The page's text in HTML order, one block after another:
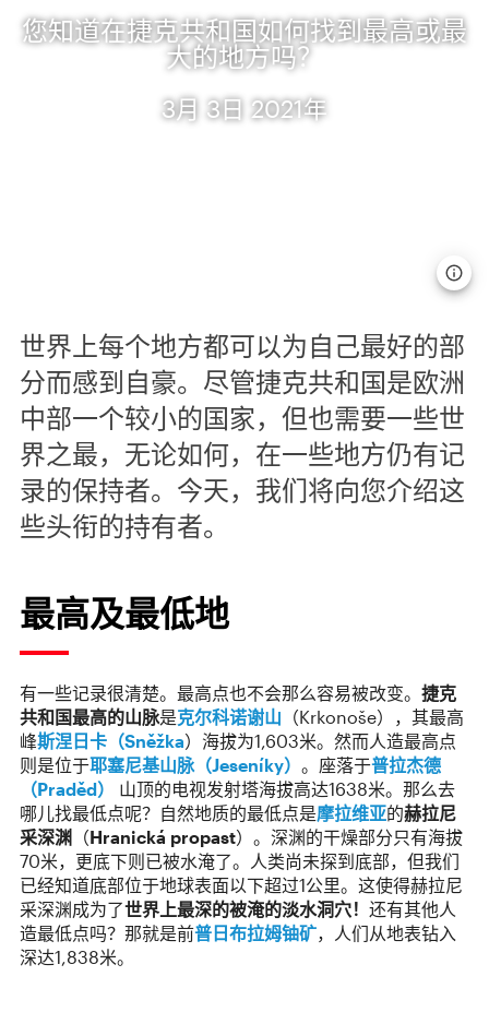
您知道在捷克共和国如何找到最高或最
大的地方吗？
3月 3日 2021年
世界上每个地方都可以为自己最好的部
分而感到自豪。尽管捷克共和国是欧洲
中部一个较小的国家，但也需要一些世
界之最，无论如何，在一些地方仍有记
录的保持者。今天，我们将向您介绍这
些头衔的持有者。
最高及最低地
有一些记录很清楚。最高点也不会那么容易被改变。 捷克
共和国最高的山脉是克尔科诺谢山 （Krkonoše），其最高
峰斯涅日卡（Sněžka）海拔为1,603米。然而人造最高点
则是位于耶塞尼基山脉（Jeseníky） 。座落于普拉杰德
（Praděd）
山顶的电视发射塔海拔高达1638米。那么去
哪儿找最低点呢？自然地质的最低点是摩拉维亚的赫拉尼
采深渊
（Hranická propast）。深渊的干燥部分只有海拔
70米，更底下则已被水淹了。人类尚未探到底部，但我们
已经知道底部位于地球表面以下超过1公里。这使得赫拉尼
采深渊成为了世界上最深的被淹的淡水洞穴！ 还有其他人
造最低点吗？那就是前普日布拉姆铀矿，人们从地表钻入
深达1,838米。